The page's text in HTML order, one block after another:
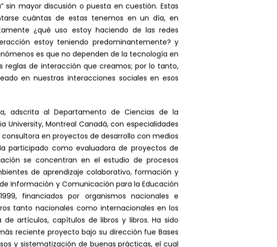
sin mayor discusión o puesta en cuestión. Estas
cuántas de estas tenemos en un día, en
¿qué uso estoy haciendo de las redes
estoy teniendo predominantemente? y
es que no dependen de la tecnología en
reglas de interacción que creamos; por lo tanto,
en nuestras interacciones sociales en esos
adscrita al Departamento de Ciencias de la
University, Montreal Canadá, con especialidades
consultora en proyectos de desarrollo con medios
participado como evaluadora de proyectos de
se concentran en el estudio de procesos
de aprendizaje colaborativo, formación y
Información y Comunicación para la Educación
financiados por organismos nacionales e
tanto nacionales como internacionales en los
artículos, capítulos de libros y libros. Ha sido
reciente proyecto bajo su dirección fue Bases
y sistematización de buenas prácticas, el cual